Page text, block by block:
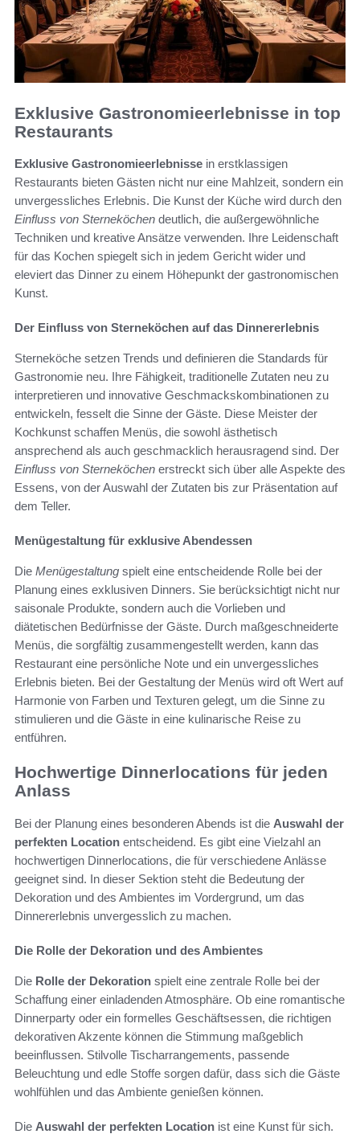
Exklusive Gastronomieerlebnisse in top
Restaurants
Exklusive Gastronomieerlebnisse in erstklassigen
Restaurants bieten Gästen nicht nur eine Mahlzeit, sondern ein
unvergessliches Erlebnis. Die Kunst der Küche wird durch den
Einfluss von Sterneköchen deutlich, die außergewöhnliche
Techniken und kreative Ansätze verwenden. Ihre Leidenschaft
für das Kochen spiegelt sich in jedem Gericht wider und
eleviert das Dinner zu einem Höhepunkt der gastronomischen
Kunst.
Der Einfluss von Sterneköchen auf das Dinnererlebnis
Sterneköche setzen Trends und definieren die Standards für
Gastronomie neu. Ihre Fähigkeit, traditionelle Zutaten neu zu
interpretieren und innovative Geschmackskombinationen zu
entwickeln, fesselt die Sinne der Gäste. Diese Meister der
Kochkunst schaffen Menüs, die sowohl ästhetisch
ansprechend als auch geschmacklich herausragend sind. Der
Einfluss von Sterneköchen erstreckt sich über alle Aspekte des
Essens, von der Auswahl der Zutaten bis zur Präsentation auf
dem Teller.
Menügestaltung für exklusive Abendessen
Die Menügestaltung spielt eine entscheidende Rolle bei der
Planung eines exklusiven Dinners. Sie berücksichtigt nicht nur
saisonale Produkte, sondern auch die Vorlieben und
diätetischen Bedürfnisse der Gäste. Durch maßgeschneiderte
Menüs, die sorgfältig zusammengestellt werden, kann das
Restaurant eine persönliche Note und ein unvergessliches
Erlebnis bieten. Bei der Gestaltung der Menüs wird oft Wert auf
Harmonie von Farben und Texturen gelegt, um die Sinne zu
stimulieren und die Gäste in eine kulinarische Reise zu
entführen.
Hochwertige Dinnerlocations für jeden
Anlass
Bei der Planung eines besonderen Abends ist die Auswahl der
perfekten Location entscheidend. Es gibt eine Vielzahl an
hochwertigen Dinnerlocations, die für verschiedene Anlässe
geeignet sind. In dieser Sektion steht die Bedeutung der
Dekoration und des Ambientes im Vordergrund, um das
Dinnererlebnis unvergesslich zu machen.
Die Rolle der Dekoration und des Ambientes
Die Rolle der Dekoration spielt eine zentrale Rolle bei der
Schaffung einer einladenden Atmosphäre. Ob eine romantische
Dinnerparty oder ein formelles Geschäftsessen, die richtigen
dekorativen Akzente können die Stimmung maßgeblich
beeinflussen. Stilvolle Tischarrangements, passende
Beleuchtung und edle Stoffe sorgen dafür, dass sich die Gäste
wohlfühlen und das Ambiente genießen können.
Die Auswahl der perfekten Location ist eine Kunst für sich.